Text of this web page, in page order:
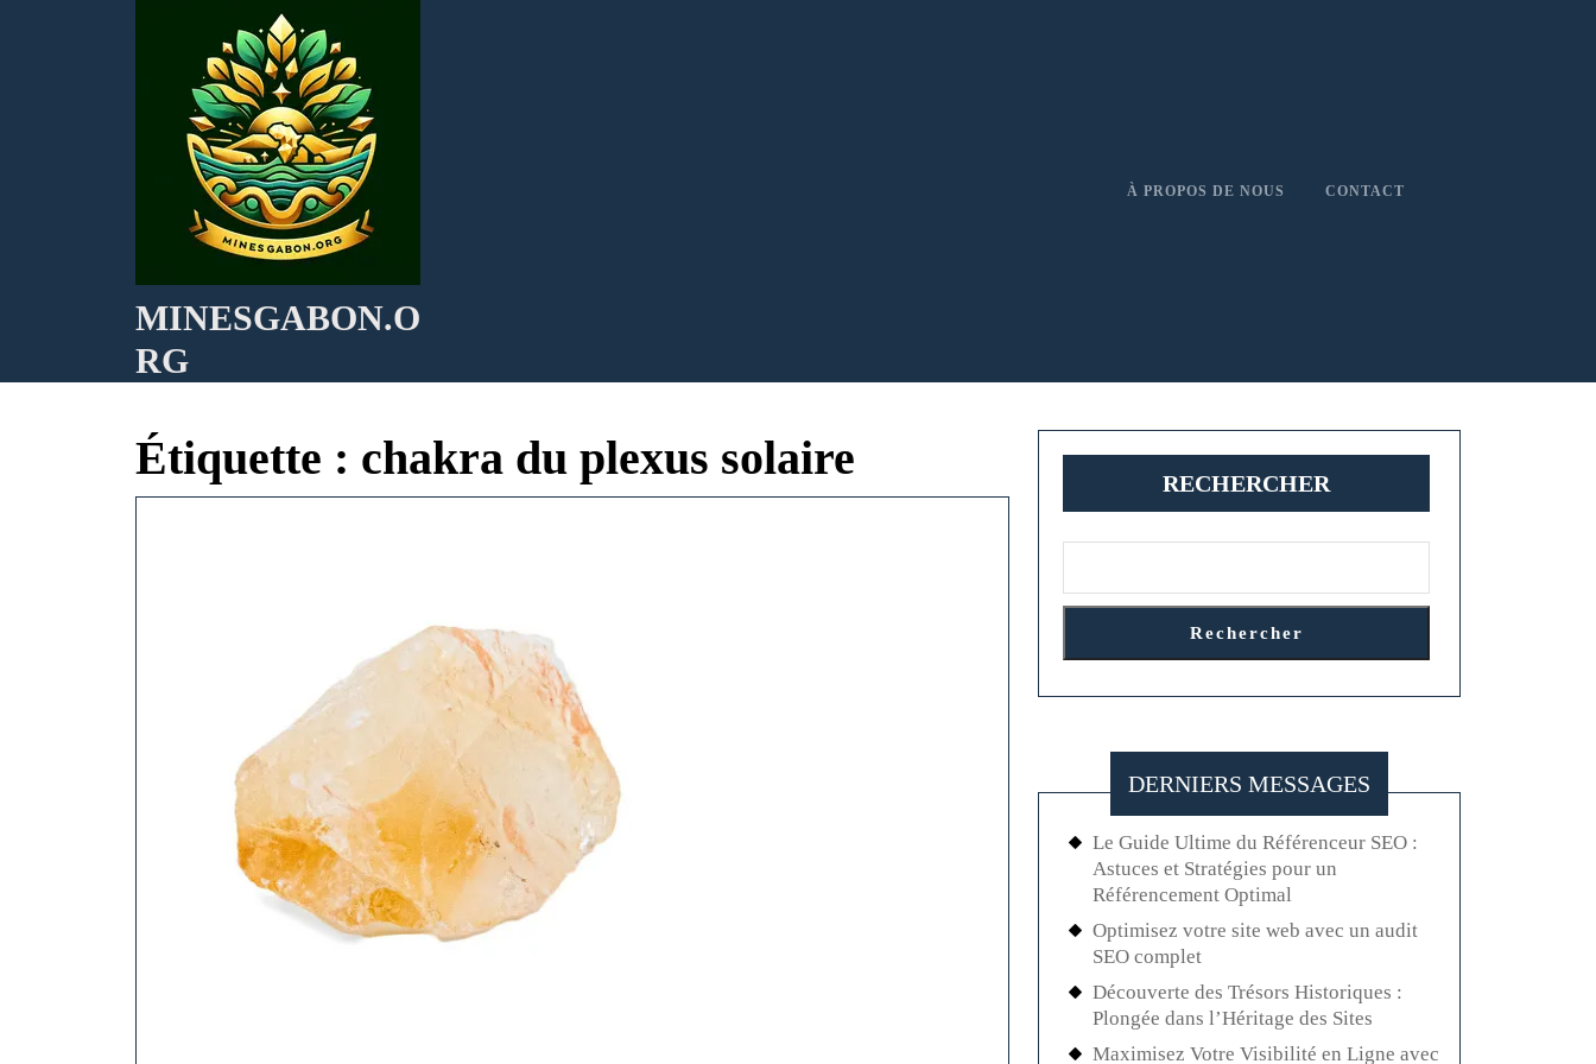
MINESGABON.O
RG
À PROPOS DE NOUS CONTACT
Étiquette : chakra du plexus solaire RECHERCHER
Rechercher
DERNIERS MESSAGES
Le Guide Ultime du Référenceur SEO :
Astuces et Stratégies pour un
Référencement Optimal
Optimisez votre site web avec un audit
SEO complet
Découverte des Trésors Historiques :
Plongée dans l’Héritage des Sites
Maximisez Votre Visibilité en Ligne avec